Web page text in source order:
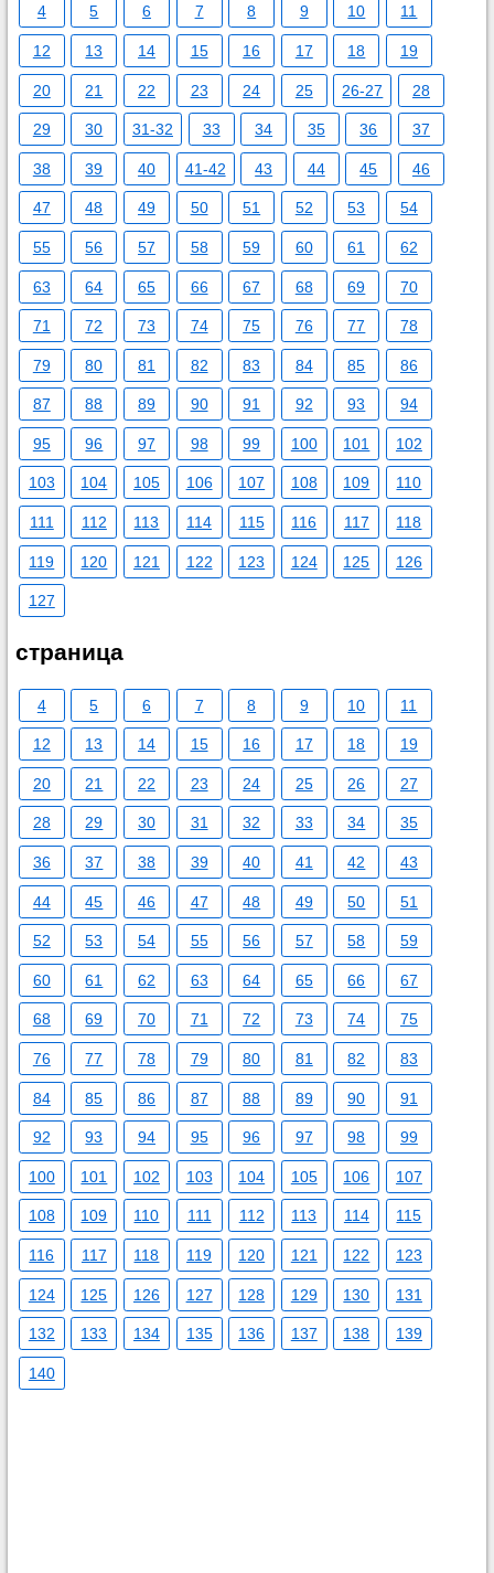
4 5 6 7 8 9 10 11
12 13 14 15 16 17 18 19
20 21 22 23 24 25 26-27 28
29 30 31-32 33 34 35 36 37
38 39 40 41-42 43 44 45 46
47 48 49 50 51 52 53 54
55 56 57 58 59 60 61 62
63 64 65 66 67 68 69 70
71 72 73 74 75 76 77 78
79 80 81 82 83 84 85 86
87 88 89 90 91 92 93 94
95 96 97 98 99 100 101 102
103 104 105 106 107 108 109 110
111 112 113 114 115 116 117 118
119 120 121 122 123 124 125 126
127
страница
4 5 6 7 8 9 10 11
12 13 14 15 16 17 18 19
20 21 22 23 24 25 26 27
28 29 30 31 32 33 34 35
36 37 38 39 40 41 42 43
44 45 46 47 48 49 50 51
52 53 54 55 56 57 58 59
60 61 62 63 64 65 66 67
68 69 70 71 72 73 74 75
76 77 78 79 80 81 82 83
84 85 86 87 88 89 90 91
92 93 94 95 96 97 98 99
100 101 102 103 104 105 106 107
108 109 110 111 112 113 114 115
116 117 118 119 120 121 122 123
124 125 126 127 128 129 130 131
132 133 134 135 136 137 138 139
140